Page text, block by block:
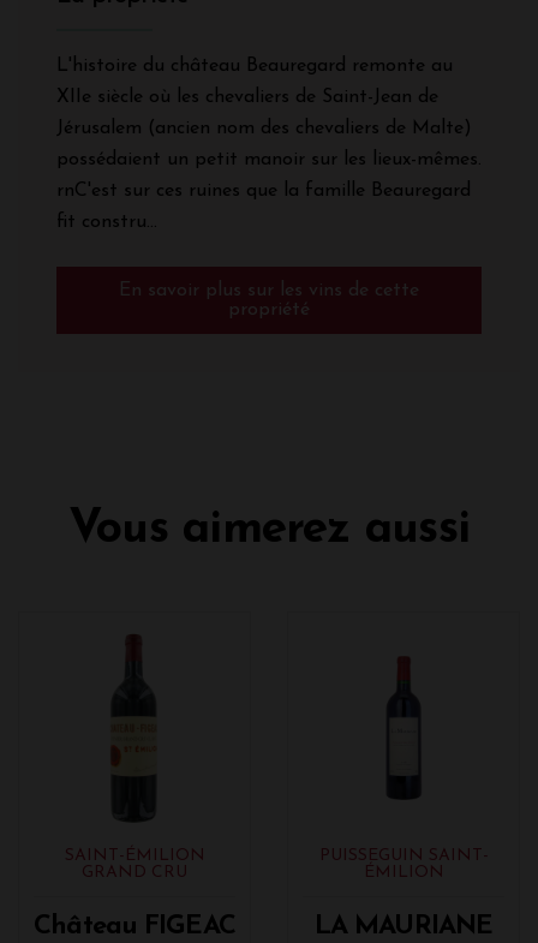
L'histoire du château Beauregard remonte au
XIIe siècle où les chevaliers de Saint-Jean de
Jérusalem (ancien nom des chevaliers de Malte)
possédaient un petit manoir sur les lieux-mêmes.
rnC'est sur ces ruines que la famille Beauregard
fit constru...
En savoir plus sur les vins de cette
propriété
Vous aimerez aussi
SAINT-ÉMILION
GRAND CRU
Château FIGEAC
PUISSEGUIN SAINT-
ÉMILION
LA MAURIANE